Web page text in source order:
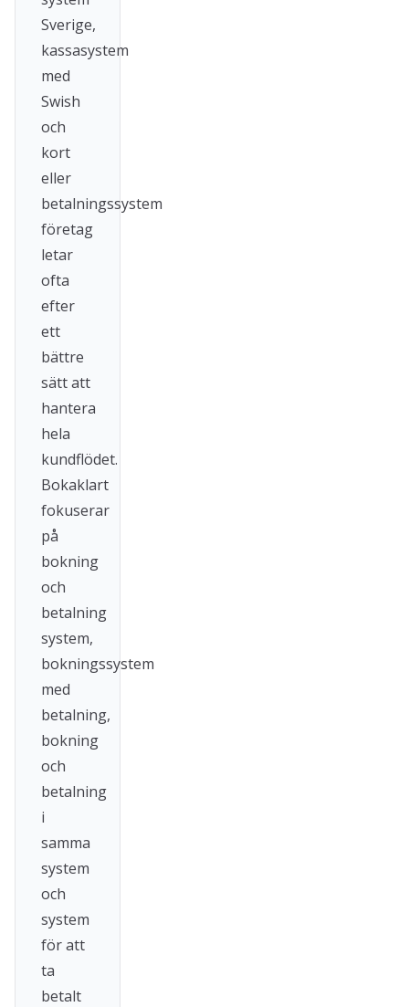
Sverige,
kassasystem
med
Swish
och
kort
eller
betalningssystem
företag
letar
ofta
efter
ett
bättre
sätt att
hantera
hela
kundflödet.
Bokaklart
fokuserar
på
bokning
och
betalning
system,
bokningssystem
med
betalning,
bokning
och
betalning
i
samma
system
och
system
för att
ta
betalt